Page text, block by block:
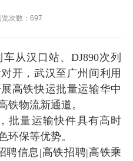
次数： 697
从汉口站、DJ890次列
开，武汉至广州间利用
高铁快运批量运输华中
铁物流新通道。
量运输快件具有高时
环保等优势。
聘信息|高铁招聘|高铁乘